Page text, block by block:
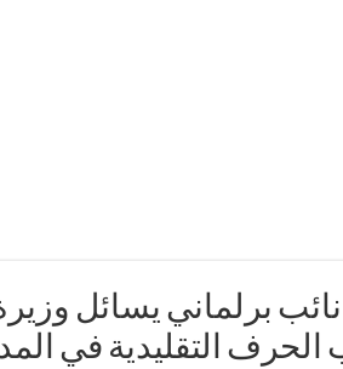
نائب برلماني يسائل
الحرف التقليدية في